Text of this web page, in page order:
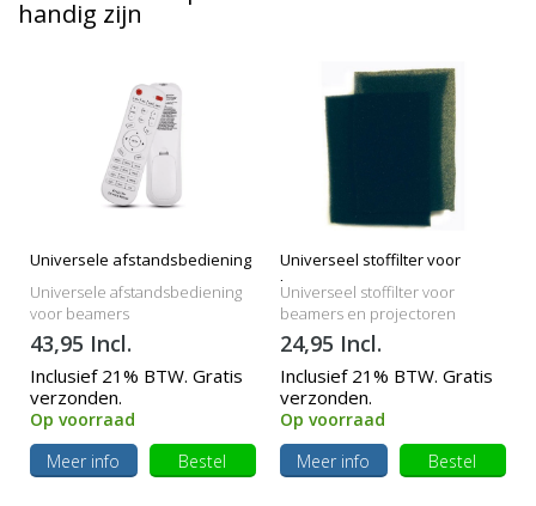
handig zijn
Universele afstandsbediening
Universele afstandsbediening
voor beamers
43,95 Incl.
Inclusief 21% BTW. Gratis
verzonden.
Op voorraad
Meer info
Bestel
Universeel stoffilter voor
beamers
Universeel stoffilter voor
beamers en projectoren
24,95 Incl.
Inclusief 21% BTW. Gratis
verzonden.
Op voorraad
Meer info
Bestel